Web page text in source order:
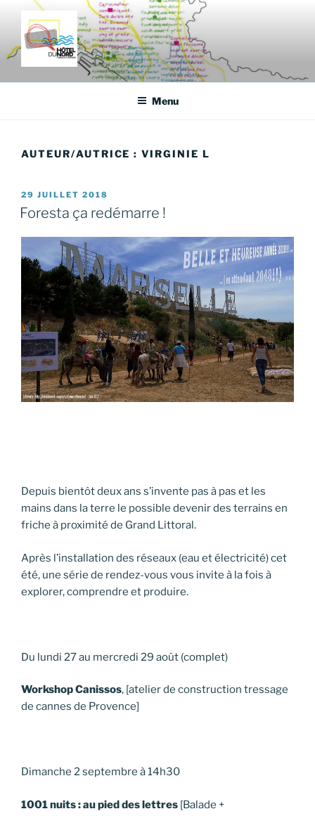
contenu
principal
HÔTEL DU NORD
Fabrique d'histoires
Menu
AUTEUR/AUTRICE : VIRGINIE L
PUBLIÉ
LE
29 JUILLET 2018
Foresta ça redémarre !
Depuis bientôt deux ans s’invente pas à pas et les
mains dans la terre le possible devenir des terrains en
friche à proximité de Grand Littoral.
Après l’installation des réseaux (eau et électricité) cet
été, une série de rendez-vous vous invite à la fois à
explorer, comprendre et produire.
Du lundi 27 au mercredi 29 août (complet)
Workshop Canissos, [atelier de construction tressage
de cannes de Provence]
Dimanche 2 septembre à 14h30
1001 nuits : au pied des lettres [Balade +